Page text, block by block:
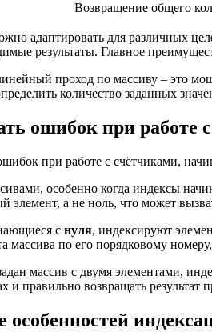
Возвращение общего
адаптировать для различных
результаты. Главное
проход по массиву – это
количество заданных
ошибок при
особенно когда индексы
элемент, а не ноль, что может
с нуля, индексируют
массива по его порядковому
массив с двумя элементами,
и правильно возвращать